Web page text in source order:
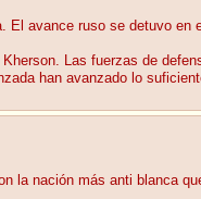
El avance ruso se detuvo
Las fuerzas de
han avanzado lo
la nación más anti blanca